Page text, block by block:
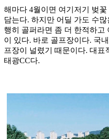
해마다 4월이면 여기저기 벚
담는다. 하지만 어딜 가도 수
행히 골퍼라면 좀 더 한적하고
이 있다. 바로 골프장이다. 국
프장이 널렸기 때문이다. 대
태광CC다.